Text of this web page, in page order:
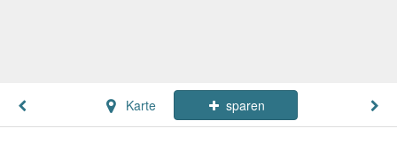
Karte sparen